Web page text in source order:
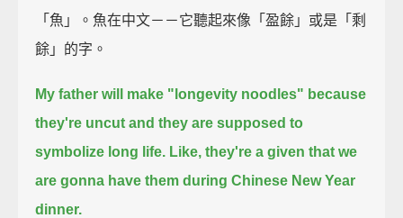
「魚」。魚在中文－－它聽起來像「盈餘」或是「剩
餘」的字。
My father will make "longevity noodles" because
they're uncut and they are supposed to
symbolize long life. Like, they're a given that we
are gonna have them during Chinese New Year
dinner.